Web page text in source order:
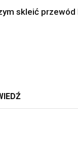
skleić przewód